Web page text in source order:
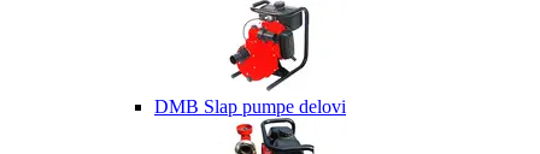
DMB Slap pumpe delovi